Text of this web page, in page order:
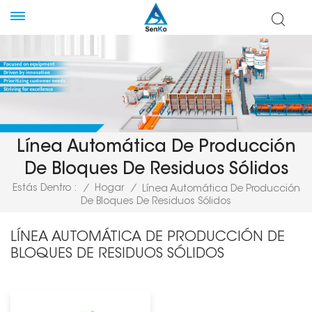
Línea Automática De Producción
De Bloques De Residuos Sólidos
Estás Dentro : / Hogar /
Línea Automática De Producción
De Bloques De Residuos Sólidos
LÍNEA AUTOMÁTICA DE PRODUCCIÓN DE
BLOQUES DE RESIDUOS SÓLIDOS